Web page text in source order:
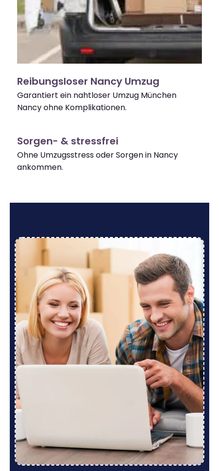
Reibungsloser Nancy Umzug
Garantiert ein nahtloser Umzug München
Nancy ohne Komplikationen.
Sorgen- & stressfrei
Ohne Umzugsstress oder Sorgen in Nancy
ankommen.